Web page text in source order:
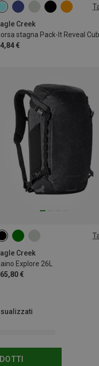
Creek
€
1L | XS
Creek
Explore 26L
€
26L